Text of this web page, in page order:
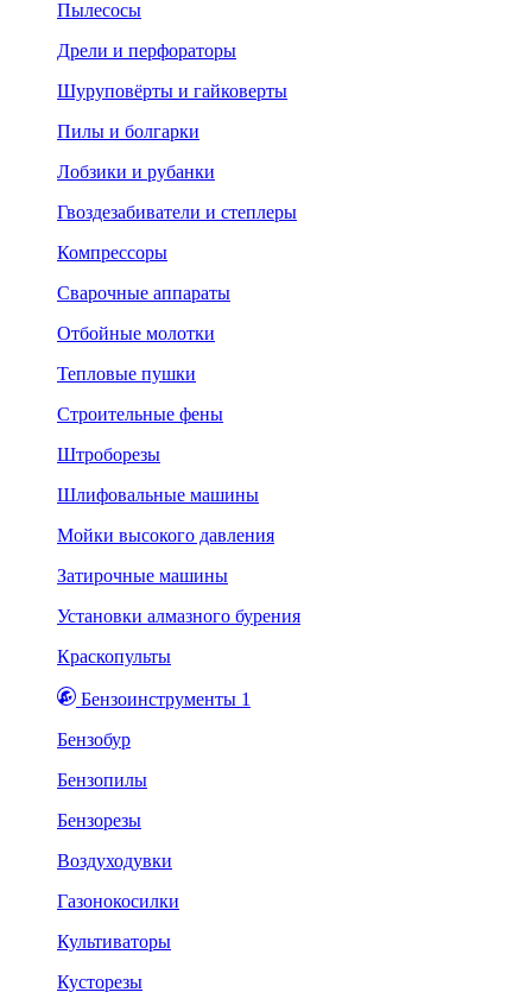
Пылесосы
Дрели и перфораторы
Шуруповёрты и гайковерты
Пилы и болгарки
Лобзики и рубанки
Гвоздезабиватели и степлеры
Компрессоры
Сварочные аппараты
Отбойные молотки
Тепловые пушки
Строительные фены
Штроборезы
Шлифовальные машины
Мойки высокого давления
Затирочные машины
Установки алмазного бурения
Краскопульты
Бензоинструменты 1
Бензобур
Бензопилы
Бензорезы
Воздуходувки
Газонокосилки
Культиваторы
Кусторезы